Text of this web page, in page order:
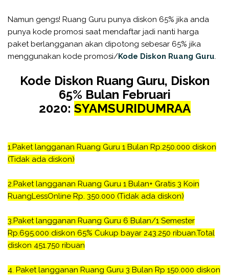
Namun gengs! Ruang Guru punya diskon 65% jika anda
punya kode promosi saat mendaftar jadi nanti harga
paket berlangganan akan dipotong sebesar 65% jika
menggunakan kode promosi/Kode Diskon Ruang Guru.
Kode Diskon Ruang Guru, Diskon
65% Bulan Februari
2020: SYAMSURIDUMRAA
1.Paket langganan Ruang Guru 1 Bulan Rp.250.000 diskon
(Tidak ada diskon)
2.Paket langganan Ruang Guru 1 Bulan+ Gratis 3 Koin
RuangLessOnline Rp. 350.000 (Tidak ada diskon)
3.Paket langganan Ruang Guru 6 Bulan/1 Semester
Rp.695.000 diskon 65% Cukup bayar 243.250 ribuan.Total
diskon 451.750 ribuan
4. Paket langganan Ruang Guru 3 Bulan Rp 150.000 diskon